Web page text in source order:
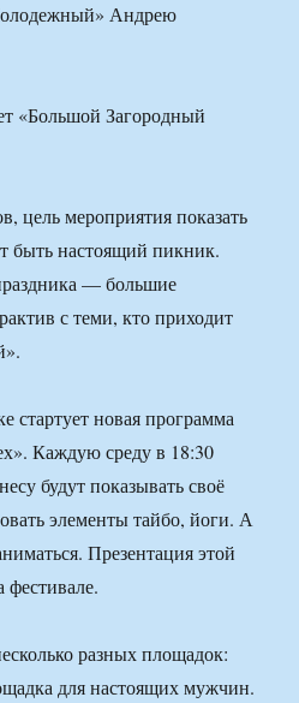
Андрею
цель мероприятия показать
быть настоящий пикник.
— большие
с теми, кто приходит
стартует новая программа
Каждую среду в 18:30
будут показывать своё
элементы тайбо, йоги. А
Презентация этой
фестивале.
разных площадок:
для настоящих мужчин.